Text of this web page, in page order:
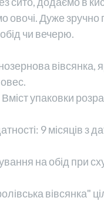
овочі. Дуже зручно
чи вечерю.
упаковки
9 місяців з
на обід при
вівсянка"